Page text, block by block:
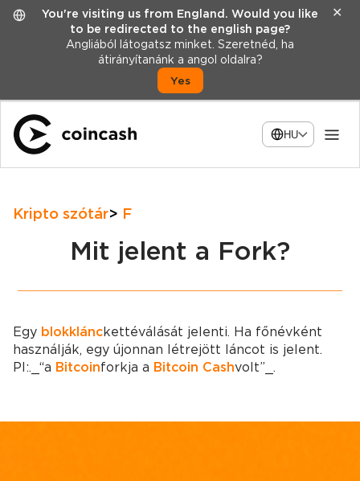
You're visiting us from England. Would you like
to be redirected to the english page?
Angliából látogatsz minket. Szeretnéd, ha
átirányítanánk a angol oldalra?
Yes
✕
HU
Kripto szótár F
Mit jelent a Fork?
Egy blokklánckettéválását jelenti. Ha főnévként
használják, egy újonnan létrejött láncot is jelent.
Pl:._ “a Bitcoinforkja a Bitcoin Cashvolt”_.